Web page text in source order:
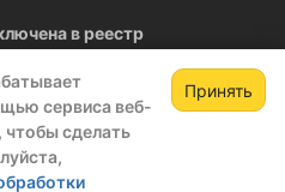
сервиса веб-
чтобы сделать
Принять
в реестр